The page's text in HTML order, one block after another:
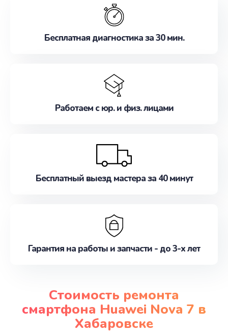
наилучшим образом. Не медлите записаться на
Бесплатная диагностика за 30 мин.
Работаем с юр. и физ. лицами
Бесплатный выезд мастера за 40 минут
Гарантия на работы и запчасти - до 3-х лет
Стоимость ремонта
смартфона Huawei Nova 7 в
Хабаровске